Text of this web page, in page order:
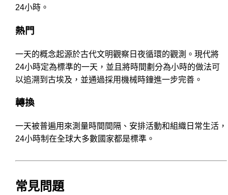
24小時。
熱門
一天的概念起源於古代文明觀察日夜循環的觀測。現代將
24小時定為標準的一天，並且將時間劃分為小時的做法可
以追溯到古埃及，並通過採用機械時鐘進一步完善。
轉換
一天被普遍用來測量時間間隔、安排活動和組織日常生活，
24小時制在全球大多數國家都是標準。
常見問題